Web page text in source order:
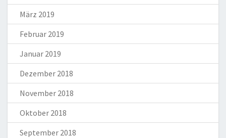
März 2019
Februar 2019
Januar 2019
Dezember 2018
November 2018
Oktober 2018
September 2018